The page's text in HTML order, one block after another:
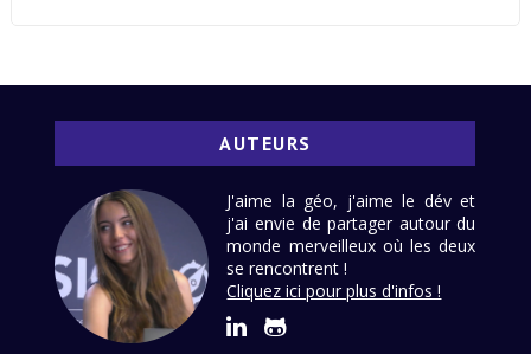
AUTEURS
J'aime la géo, j'aime le dév et
j'ai envie de partager autour du
monde merveilleux où les deux
se rencontrent !
Cliquez ici pour plus d'infos !